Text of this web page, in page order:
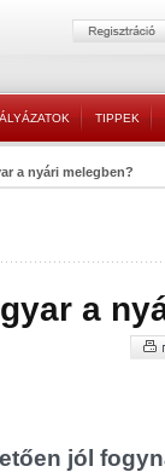
TIPPEK
a nyári melegben?
a
jól